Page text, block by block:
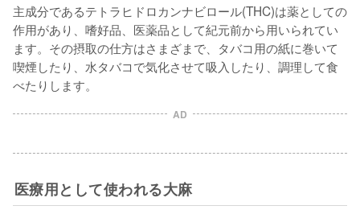
主成分であるテトラヒドロカンナビロール(THC)は薬としての
作用があり、嗜好品、医薬品として紀元前から用いられてい
ます。その摂取の仕方はさまざまで、タバコ用の紙に巻いて
喫煙したり、水タバコで気化させて吸入したり、調理して食
べたりします。
AD
医療用として使われる大麻